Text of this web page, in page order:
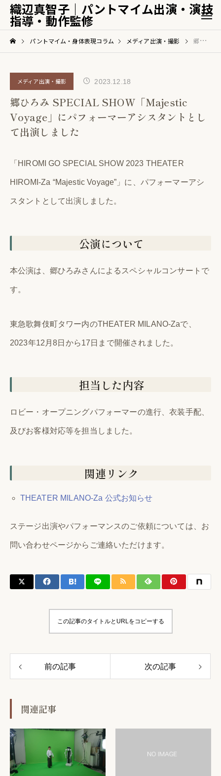
織辺真智子｜パントマイム出演・演技
指導・動作監修
パントマイム・身体表現コラム メディア出演・撮影 郷ひろみ SPECIAL SHOW「Majestic Voyage」にパフォーマーアシスタントとして出演しました
メディア出演・撮影 2023.12.18
郷ひろみ SPECIAL SHOW「Majestic
Voyage」にパフォーマーアシスタントとし
て出演しました
「HIROMI GO SPECIAL SHOW 2023 THEATER
HIROMI-Za “Majestic Voyage”」に、パフォーマーアシ
スタントとして出演しました。
公演について
本公演は、郷ひろみさんによるスペシャルコンサートで
す。
東急歌舞伎町タワー内のTHEATER MILANO-Zaで、
2023年12月8日から17日まで開催されました。
担当した内容
ロビー・オープニングパフォーマーの進行、衣装手配、
及びお客様対応等を担当しました。
関連リンク
THEATER MILANO-Za 公式お知らせ
ステージ出演やパフォーマンスのご依頼については、お
問い合わせページからご連絡いただけます。
この記事のタイトルとURLをコピーする
前の記事 次の記事
関連記事